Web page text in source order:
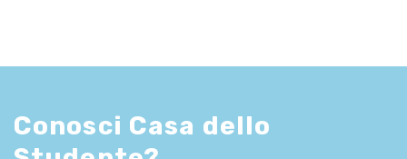
Conosci Casa dello